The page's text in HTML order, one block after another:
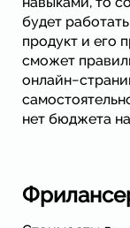
будет
продукт и его
сможет
нет бюджета